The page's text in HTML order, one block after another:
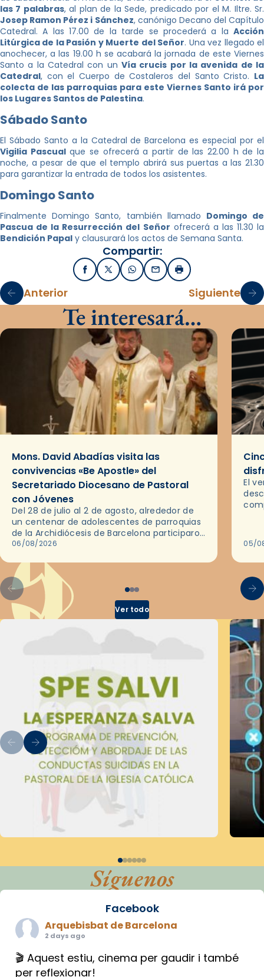
las 7 palabras, al plan de la Sede, predicado por el M. Iltre. Sr.
Josep Ramon Pérez i Sánchez, canónigo Decano del Capítulo
Catedral. A las 17.00 de la tarde se procederá a la Acción
Litúrgica de la Pasión y Muerte del Señor. Una vez llegado el
anochecer, a las 19.00 h se acabará la jornada de este Viernes
Santo a la Catedral con un Vía crucis por la avenida de la
Catedral, con el Cuerpo de Costaleros del Santo Cristo. La
colecta de las parroquias para este Viernes Santo irá por
los Lugares Santos de Palestina.
Sábado Santo
El Sábado Santo a la Catedral de Barcelona es especial por el
Vigilia Pascualque se ofrecerá a partir de las 22.00 h de la
noche, a pesar de que el templo abrirá sus puertas a las 21.30
para garantizar la entrada de todos los asistentes.
Domingo Santo
Finalmente Domingo Santo, también llamado Domingo de
Pascua de la Resurrección del Señor ofrecerá a las 11.30 la
Bendición Papal y clausurará los actos de Semana Santa.
Compartir:
FacebookX / TwitterWhatsApp
EmailImprimir
Anterior Siguiente
Te interesará…
Mons. David Abadías visita las
convivencias «Be Apostle» del
Secretariado Diocesano de Pastoral
con Jóvenes
Del 28 de julio al 2 de agosto, alrededor de
un centenar de adolescentes de parroquias
de la Archidiócesis de Barcelona participaron
en las convivencias Be Apostle, organizadas
06/08/2026
El
05/
Ver todo
Síguenos
Facebook
Arquebisbat de Barcelona
2 days ago
🎬 Aquest estiu, cinema per gaudir i també
per reflexionar!